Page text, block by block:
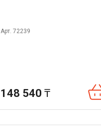
Арт. 72239
148 540 ₸